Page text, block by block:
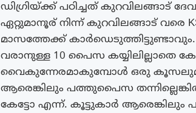
ഡിഗ്രിയ്ക്ക് പഠിച്ചത് കുറവിലങ്ങാട്
ഏറ്റുമാനൂര് നിന്ന് കുറവിലങ്ങാട്
മാസത്തേക്ക് കാർഡെടുത്തിട്ടുണ്ടാവും.
വരാനുള്ള 10 പൈസ കയ്യിലില്ലാതെ
വൈകുന്നേരമാകുമ്പോൾ ഒരു
ആരെങ്കിലും പത്തുപൈസ
കേട്ടോ എന്ന്. കൂട്ടുകാർ